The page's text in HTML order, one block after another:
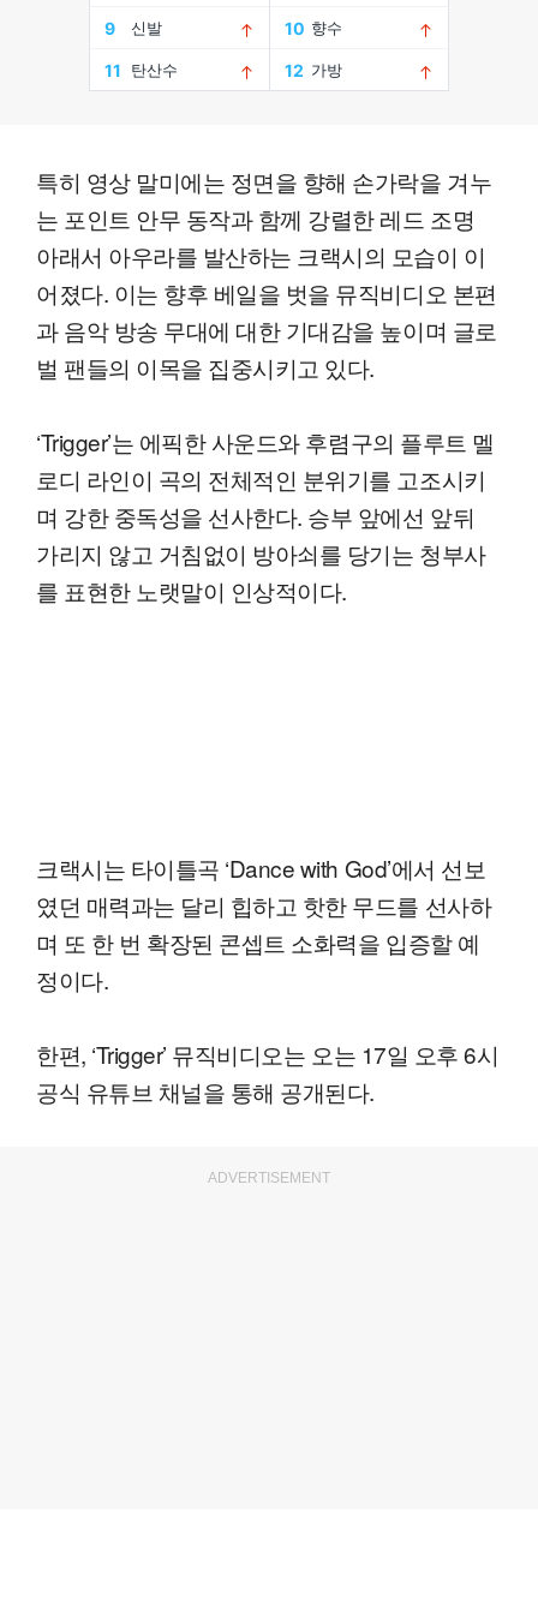
특히 영상 말미에는 정면을 향해 손가락을 겨누
는 포인트 안무 동작과 함께 강렬한 레드 조명
아래서 아우라를 발산하는 크랙시의 모습이 이
어졌다. 이는 향후 베일을 벗을 뮤직비디오 본편
과 음악 방송 무대에 대한 기대감을 높이며 글로
벌 팬들의 이목을 집중시키고 있다.
‘Trigger’는 에픽한 사운드와 후렴구의 플루트 멜
로디 라인이 곡의 전체적인 분위기를 고조시키
며 강한 중독성을 선사한다. 승부 앞에선 앞뒤
가리지 않고 거침없이 방아쇠를 당기는 청부사
를 표현한 노랫말이 인상적이다.
크랙시는 타이틀곡 ‘Dance with God’에서 선보
였던 매력과는 달리 힙하고 핫한 무드를 선사하
며 또 한 번 확장된 콘셉트 소화력을 입증할 예
정이다.
한편, ‘Trigger’ 뮤직비디오는 오는 17일 오후 6시
공식 유튜브 채널을 통해 공개된다.
ADVERTISEMENT